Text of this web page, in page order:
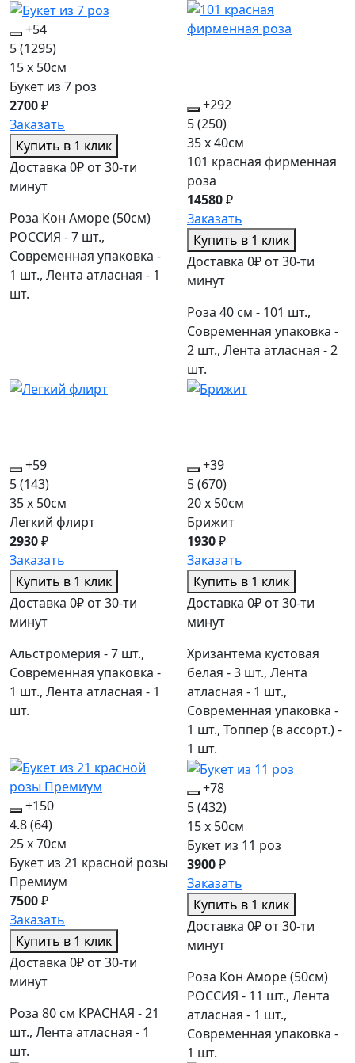
+54
5(1295)
15 x 50см
Букет из 7 роз
2700₽
Заказать
Купить в 1 клик
Доставка 0₽ от 30-ти
минут
Роза Кон Аморе (50см)
РОССИЯ - 7 шт.,
Современная упаковка -
1 шт., Лента атласная - 1
шт.
+292
5(250)
35 x 40см
101 красная фирменная
роза
14580₽
Заказать
Купить в 1 клик
Доставка 0₽ от 30-ти
минут
Роза 40 см - 101 шт.,
Современная упаковка -
2 шт., Лента атласная - 2
шт.
+59
5(143)
35 x 50см
Легкий флирт
2930₽
Заказать
Купить в 1 клик
Доставка 0₽ от 30-ти
минут
Альстромерия - 7 шт.,
Современная упаковка -
1 шт., Лента атласная - 1
шт.
+39
5(670)
20 x 50см
Брижит
1930₽
Заказать
Купить в 1 клик
Доставка 0₽ от 30-ти
минут
Хризантема кустовая
белая - 3 шт., Лента
атласная - 1 шт.,
Современная упаковка -
1 шт., Топпер (в ассорт.) -
1 шт.
+150
4.8(64)
25 x 70см
Букет из 21 красной розы
Премиум
7500₽
Заказать
Купить в 1 клик
Доставка 0₽ от 30-ти
минут
Роза 80 см КРАСНАЯ - 21
шт., Лента атласная - 1
шт.
+78
5(432)
15 x 50см
Букет из 11 роз
3900₽
Заказать
Купить в 1 клик
Доставка 0₽ от 30-ти
минут
Роза Кон Аморе (50см)
РОССИЯ - 11 шт., Лента
атласная - 1 шт.,
Современная упаковка -
1 шт.